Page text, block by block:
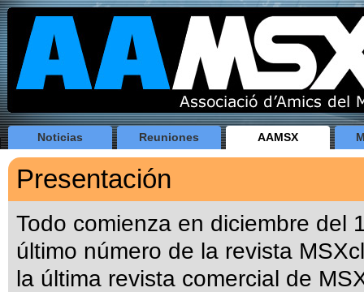
Noticias Reuniones AAMSX
Presentación
Todo comienza en diciembre del
último número de la revista
la última revista comercial de